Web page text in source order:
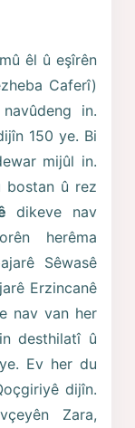
êl û eşîrên
Caferî)
in.
150 ye. Bi
mijûl in.
bostan û rez
dikeve nav
herêma
Sêwasê
Erzincanê
nav van her
desthilatî û
Ev her du
dijîn.
Zara,